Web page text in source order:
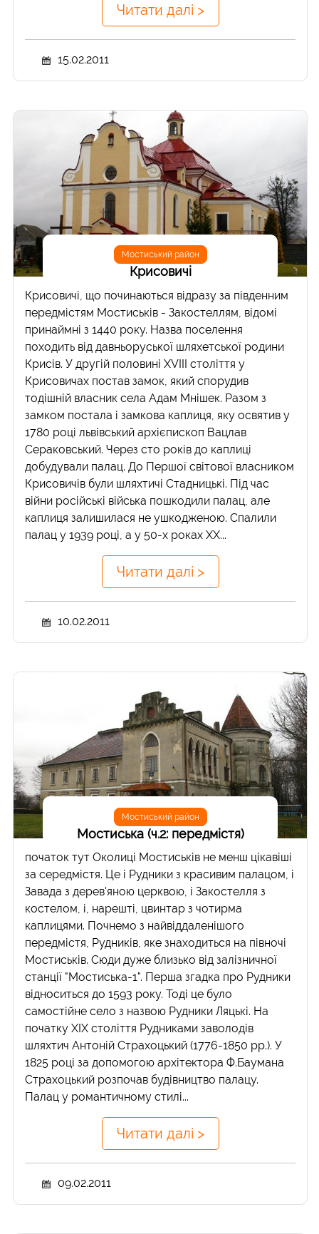
Читати далі >
15.02.2011
Мостиський район
Крисовичі
Крисовичі, що починаються відразу за південним
передмістям Мостиськів - Закостеллям, відомі
принаймні з 1440 року. Назва поселення
походить від давньоруської шляхетської родини
Крисів. У другій половині XVIII століття у
Крисовичах постав замок, який спорудив
тодішній власник села Адам Мнішек. Разом з
замком постала і замкова каплиця, яку освятив у
1780 році львівський архієпископ Вацлав
Сераковський. Через сто років до каплиці
добудували палац. До Першої світової власником
Крисовичів були шляхтичі Стадницькі. Під час
війни російські війська пошкодили палац, але
каплиця залишилася не ушкодженою. Спалили
палац у 1939 році, а у 50-х роках ХХ...
Читати далі >
10.02.2011
Мостиський район
Мостиська (ч.2: передмістя)
початок тут Околиці Мостиськів не менш цікавіші
за середмістя. Це і Рудники з красивим палацом, і
Завада з дерев'яною церквою, і Закостелля з
костелом, і, нарешті, цвинтар з чотирма
каплицями. Почнемо з найвіддаленішого
передмістя, Рудників, яке знаходиться на півночі
Мостиськів. Сюди дуже близько від залізничної
станції "Мостиська-1". Перша згадка про Рудники
відноситься до 1593 року. Тоді це було
самостійне село з назвою Рудники Ляцькі. На
початку ХІХ століття Рудниками заволодів
шляхтич Антоній Страхоцький (1776-1850 рр.). У
1825 році за допомогою архітектора Ф.Баумана
Страхоцький розпочав будівництво палацу.
Палац у романтичному стилі...
Читати далі >
09.02.2011